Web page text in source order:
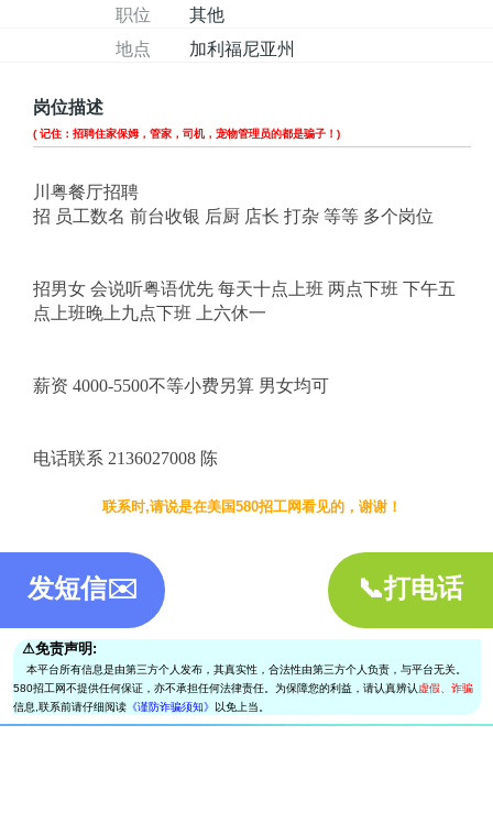
职位
其他
地点
加利福尼亚州
岗位描述
( 记住：招聘住家保姆，管家，司机，宠物管理员的都是骗子！)
川粤餐厅招聘
招 员工数名 前台收银 后厨 店长 打杂 等等 多个岗位
招男女 会说听粤语优先 每天十点上班 两点下班 下午五
点上班晚上九点下班 上六休一
薪资 4000-5500不等小费另算 男女均可
电话联系 2136027008 陈
联系时,请说是在美国580招工网看见的，谢谢！
📞打电话
发短信✉️
⚠︎免责声明:
本平台所有信息是由第三方个人发布，其真实性，合法性由第三方个人负责，与平台无关。
580招工网不提供任何保证，亦不承担任何法律责任。为保障您的利益，请认真辨认 虚假、诈骗
信息,联系前请仔细阅读《谨防诈骗须知》 以免上当。